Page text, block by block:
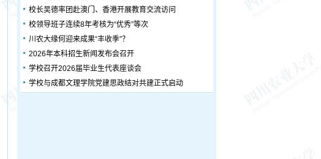
校长吴德率团赴澳门、香港开展教育交流访问
校领导班子连续8年考核为“优秀”等次
川农大缘何迎来成果“丰收季”？
2026年本科招生新闻发布会召开
学校召开2026届毕业生代表座谈会
学校与成都文理学院党建思政结对共建正式启动